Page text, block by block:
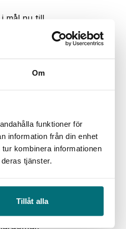
Om
funktioner för
information från din enhet
kombinera informationen
tjänster.
Tillåt alla
mål nu till
tre år.
linjära
från
lösningar och
symbios,
life